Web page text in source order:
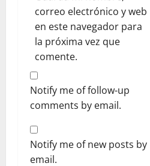
correo electrónico y web
en este navegador para
la próxima vez que
comente.
Notify me of follow-up
comments by email.
Notify me of new posts by
email.